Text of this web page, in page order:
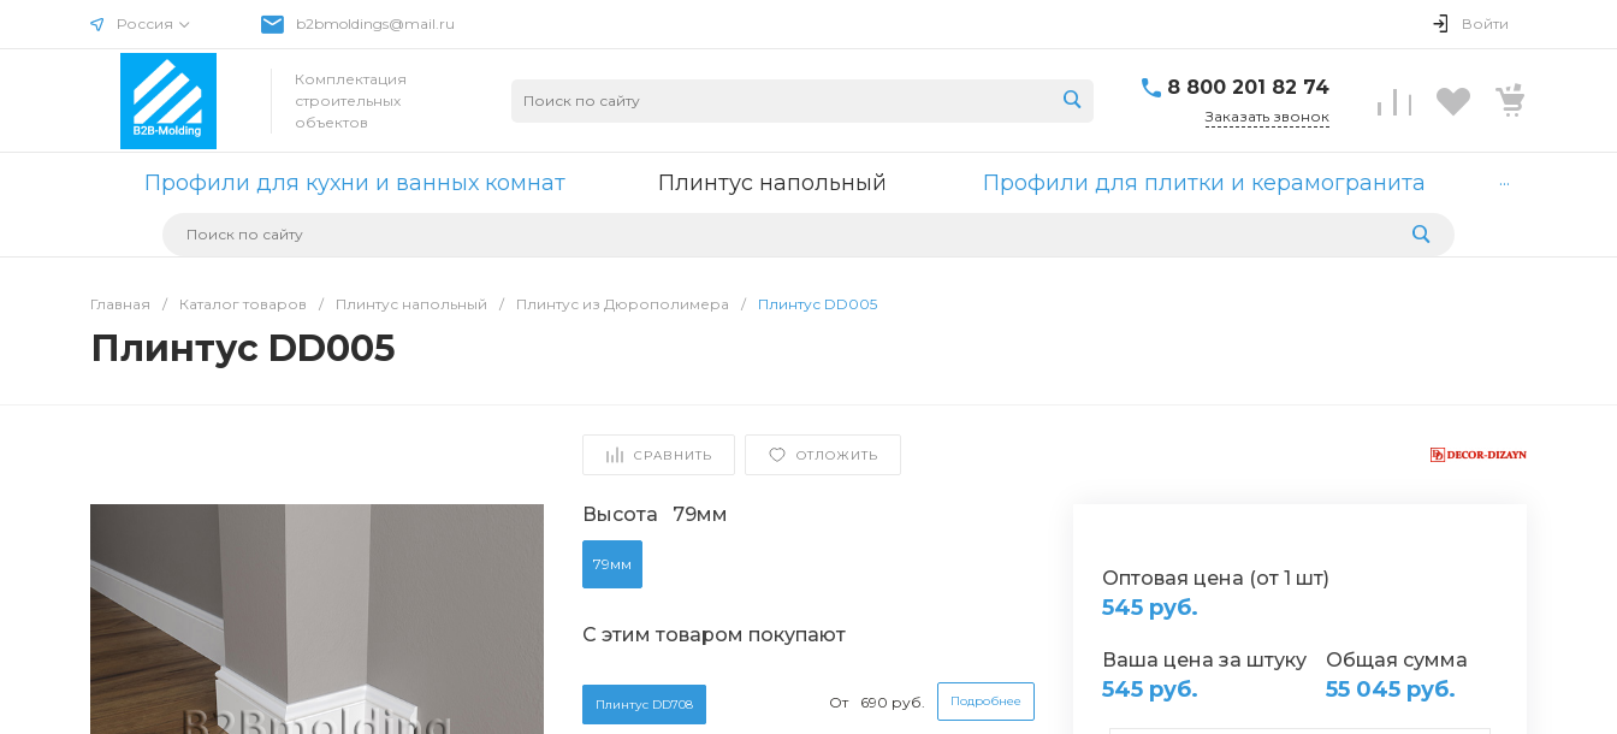
Россия b2bmoldings@mail.ru Войти
Комплектация
строительных
объектов
8 800 201 82 74
Заказать звонок
Профили для кухни и ванных комнат Плинтус напольный Профили для плитки и керамогранита ...
Главная / Каталог товаров / Плинтус напольный / Плинтус из Дюрополимера / Плинтус DD005
Плинтус DD005
СРАВНИТЬ ОТЛОЖИТЬ
Высота 79мм
79мм
С этим товаром покупают
Плинтус DD708 От 690 руб. Подробнее
Оптовая цена (от 1 шт)
545 руб.
Ваша цена за штуку
545 руб.
Общая сумма
55 045 руб.